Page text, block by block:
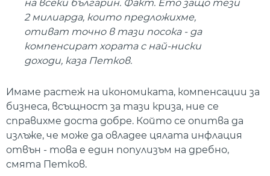
на всеки българин. Факт. Ето защо тези
2 милиарда, които предложихме,
отиват точно в тази посока - да
компенсират хората с най-ниски
доходи, каза Петков.
Имаме растеж на икономиката, компенсации за
бизнеса, всъщност за тази криза, ние се
справихме доста добре. Който се опитва да
излъже, че може да овладее цялата инфлация
отвън - това е един популизъм на дребно,
смята Петков.